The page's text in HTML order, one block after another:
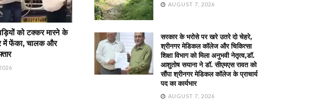
को टक्कर मारने के
में फेंका, चालक और
AUGUST 7, 2026
सरकार के भरोसे पर खरे उतरे दो चेहरे,
श्रीनगर मेडिकल कॉलेज और चिकित्सा
शिक्षा विभाग को मिला अनुभवी नेतृत्व,डॉ.
आशुतोष सयाना ने डॉ. सीएमएस रावत को
सौंपा श्रीनगर मेडिकल कॉलेज के प्राचार्य
पद का कार्यभार
AUGUST 7, 2026